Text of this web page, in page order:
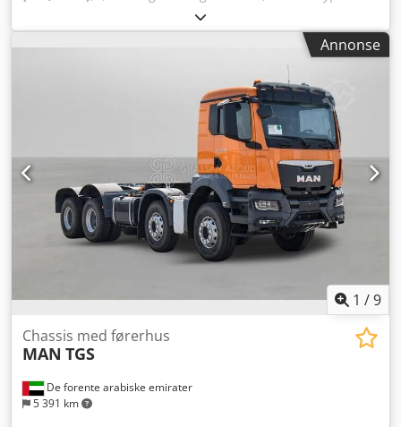
, akselkonfigurasjon:
akselavstand:3 600 mm, farge:blå, førerhus:annen,
girtype:
Euro 6, fjæring:
ABS, aircondition,
antispinnsystem, cruise control, differensialsperre,
hydraulikk, kjørecomputer, lavt støynivå,
Annonse
1 /9
De forente arabiske emirater
5 391 km
Chassis med førerhus
MAN TGS